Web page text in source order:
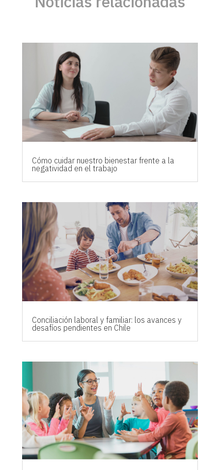
Cómo cuidar nuestro bienestar frente a la
negatividad en el trabajo
Conciliación laboral y familiar: los avances y
desafíos pendientes en Chile